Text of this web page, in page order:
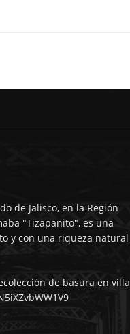
de Jalisco, en la Región
"Tizapanito", es una
y con una riqueza natural
de basura en villa